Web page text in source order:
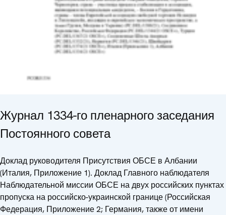
Журнал 1334-го пленарного заседания
Постоянного совета
Доклад руководителя Присутствия ОБСЕ в Албании
(Италия, Приложение 1). Доклад Главного наблюдателя
Наблюдательной миссии ОБСЕ на двух российских пунктах
пропуска на российско-украинской границе (Российская
Федерация, Приложение 2; Германия, также от имени